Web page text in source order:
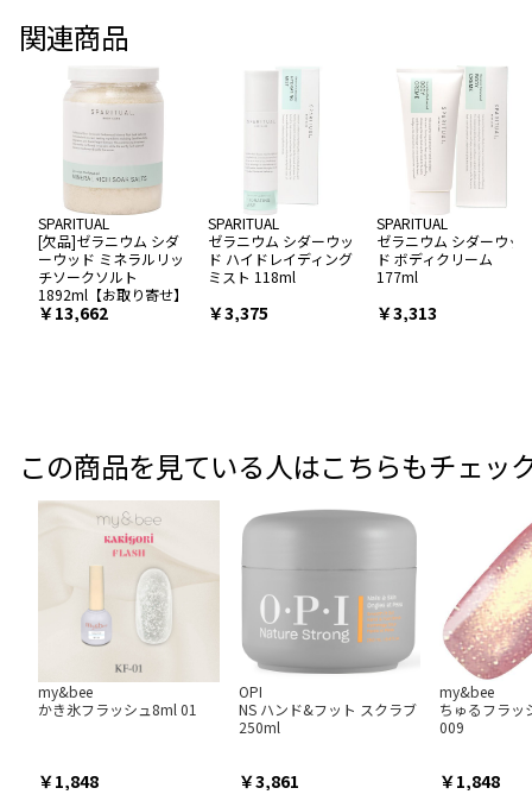
関連商品
SPARITUAL
[欠品]ゼラニウム シダ
ーウッド ミネラルリッ
チソークソルト
1892ml【お取り寄せ】
￥13,662
SPARITUAL
ゼラニウム シダーウッ
ド ハイドレイディング
ミスト 118ml
￥3,375
SPARITUAL
ゼラニウム シダーウッ
ド ボディクリーム
177ml
￥3,313
この商品を見ている人はこちらもチェッ
my&bee
かき氷フラッシュ8ml 01
1,848
OPI
NS ハンド&フット スクラブ
250ml
3,861
my&bee
ちゅるフラッ
009
1,848